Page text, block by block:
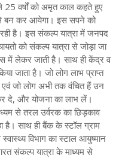
25 वर्षों को अमृत काल कहते हुए
बन कर आयेगा। इस सपने को
है। इस संकल्प यात्रा में जनपद
को संकल्प यात्रा से जोड़ा जा
में लेकर जाती है। साथ ही केंद्र व
जाता है। जो लोग लाभ प्राप्त
एवं जो लोग अभी तक वंचित हैं उन
दे, और योजना का लाभ लें।
से तरल उर्वरक का छिड़काव
है। साथ ही बैंक के स्टॉल ग्राम
विभाग का स्टाल आयुष्मान
संकल्प यात्रा के माध्यम से